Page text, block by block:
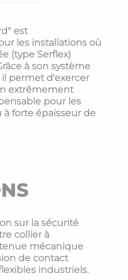
est
les installations où
(type Serflex)
à son système
permet d'exercer
extrêmement
pour les
à forte épaisseur de
sur la sécurité
collier à
mécanique
de contact
industriels.